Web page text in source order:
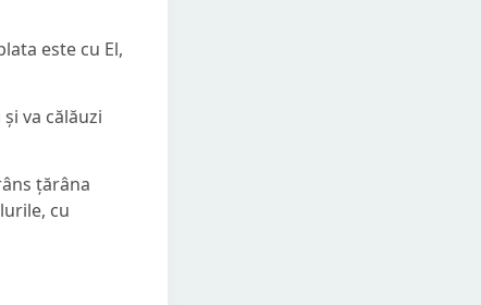
este cu El,
va călăuzi
țărâna
cu